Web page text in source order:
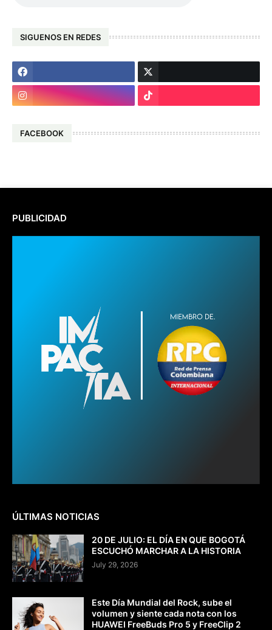
SIGUENOS EN REDES
FACEBOOK
PUBLICIDAD
ÚLTIMAS NOTICIAS
20 DE JULIO: EL DÍA EN QUE BOGOTÁ
ESCUCHÓ MARCHAR A LA HISTORIA
July 29, 2026
Este Día Mundial del Rock, sube el
volumen y siente cada nota con los
HUAWEI FreeBuds Pro 5 y FreeClip 2